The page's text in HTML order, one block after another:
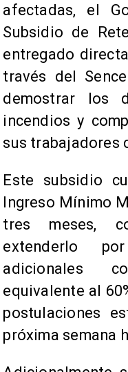
afectadas, el
Subsidio de
entregado
través del
demostrar los
incendios y
sus trabajadores
Este subsidio
Ingreso Mínimo
tres meses,
extenderlo
adicionales
equivalente al
postulaciones
próxima semana